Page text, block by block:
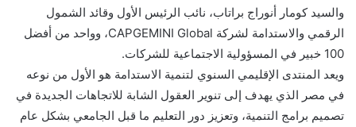
والسيد كومار أنوراج براتاب، نائب الرئيس الأول وقائد الشمول
الرقمي والاستدامة لشركة CAPGEMINI Global، وواحد من أفضل
100 خبير في المسؤولية الاجتماعية للشركات.
ويعد المنتدى الإقليمي السنوي لتنمية الاستدامة هو الأول من نوعه
في مصر الذي يهدف إلى تنوير العقول الشابة للاتجاهات الجديدة في
تصميم برامج التنمية، وتعزيز دور التعليم ما قبل الجامعي بشكل عام